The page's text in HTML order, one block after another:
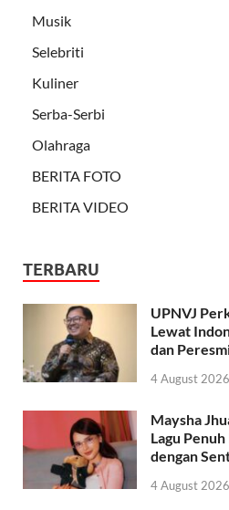
Musik
Selebriti
Kuliner
Serba-Serbi
Olahraga
BERITA FOTO
BERITA VIDEO
TERBARU
UPNVJ
Lewat
dan
4 August 2026
Maysha
Lagu
dengan
4 August 2026